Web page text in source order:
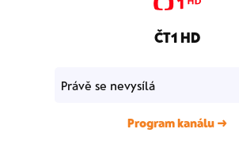
ČT1 HD
Právě se nevysílá
Program kanálu →